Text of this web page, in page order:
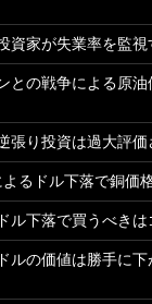
資家が失業率を監
との戦争による原
張り投資は過大評
るドル下落で銅価
ル下落で買うべき
ルの価値は勝手に